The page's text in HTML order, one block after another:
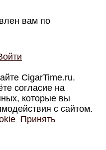
вам по
CigarTime.ru.
согласие на
которые вы
с сайтом.
Принять